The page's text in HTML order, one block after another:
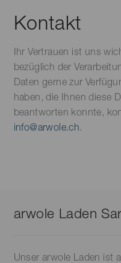
Kontakt
Ihr Vertrauen ist uns
bezüglich der
Daten gerne zur
haben, die Ihnen diese
beantworten konnte,
info@arwole.ch.
arwole Laden
Unser arwole Laden ist